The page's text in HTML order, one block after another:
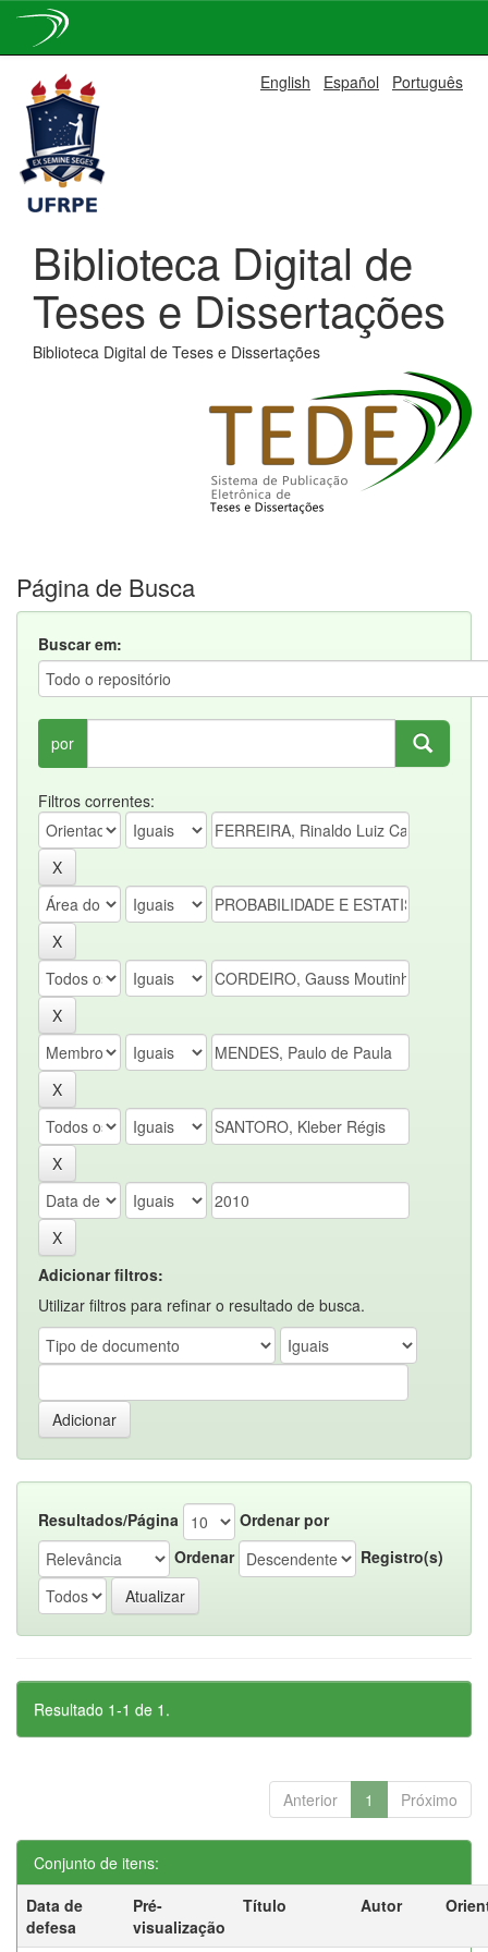
navigation
English Español Português
Biblioteca Digital de
Teses e Dissertações
Biblioteca Digital de Teses e Dissertações
Página de Busca
Buscar em:
por
Filtros correntes:
Adicionar filtros:
Utilizar filtros para refinar o resultado de busca.
Resultados/Página
Ordenar por
Ordenar
Registro(s)
Resultado 1-1 de 1.
Anterior 1 Próximo
Conjunto de itens:
Data de
defesa
Pré-
visualização
Título Autor